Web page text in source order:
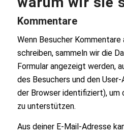
Kommentare
Wenn Besucher
schreiben, sammeln wir die
Formular angezeigt werden,
des Besuchers und den
der Browser identifiziert), um
zu unterstützen.
Aus deiner E-Mail-Adresse